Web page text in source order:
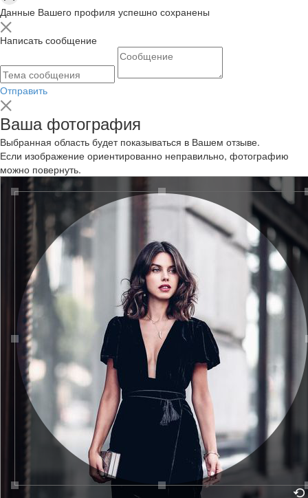
Данные Вашего профиля успешно сохранены
Написать сообщение
Отправить
Ваша фотография
Выбранная область будет показываться в Вашем отзыве.
Если изображение ориентированно неправильно, фотографию
можно повернуть.